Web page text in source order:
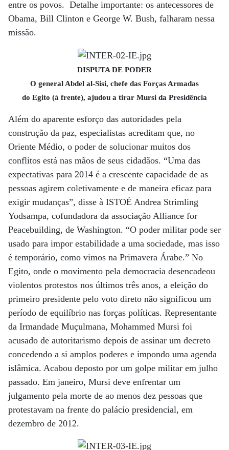
entre os povos. Detalhe importante: os antecessores de
Obama, Bill Clinton e George W. Bush, falharam nessa
missão.
DISPUTA DE PODER
O general Abdel al-Sisi, chefe das Forças Armadas
do Egito (à frente), ajudou a tirar Mursi da Presidência
Além do aparente esforço das autoridades pela
construção da paz, especialistas acreditam que, no
Oriente Médio, o poder de solucionar muitos dos
conflitos está nas mãos de seus cidadãos. “Uma das
expectativas para 2014 é a crescente capacidade de as
pessoas agirem coletivamente e de maneira eficaz para
exigir mudanças”, disse à ISTOÉ Andrea Strimling
Yodsampa, cofundadora da associação Alliance for
Peacebuilding, de Washington. “O poder militar pode ser
usado para impor estabilidade a uma sociedade, mas isso
é temporário, como vimos na Primavera Árabe.” No
Egito, onde o movimento pela democracia desencadeou
violentos protestos nos últimos três anos, a eleição do
primeiro presidente pelo voto direto não significou um
período de equilíbrio nas forças políticas. Representante
da Irmandade Muçulmana, Mohammed Mursi foi
acusado de autoritarismo depois de assinar um decreto
concedendo a si amplos poderes e impondo uma agenda
islâmica. Acabou deposto por um golpe militar em julho
passado. Em janeiro, Mursi deve enfrentar um
julgamento pela morte de ao menos dez pessoas que
protestavam na frente do palácio presidencial, em
dezembro de 2012.